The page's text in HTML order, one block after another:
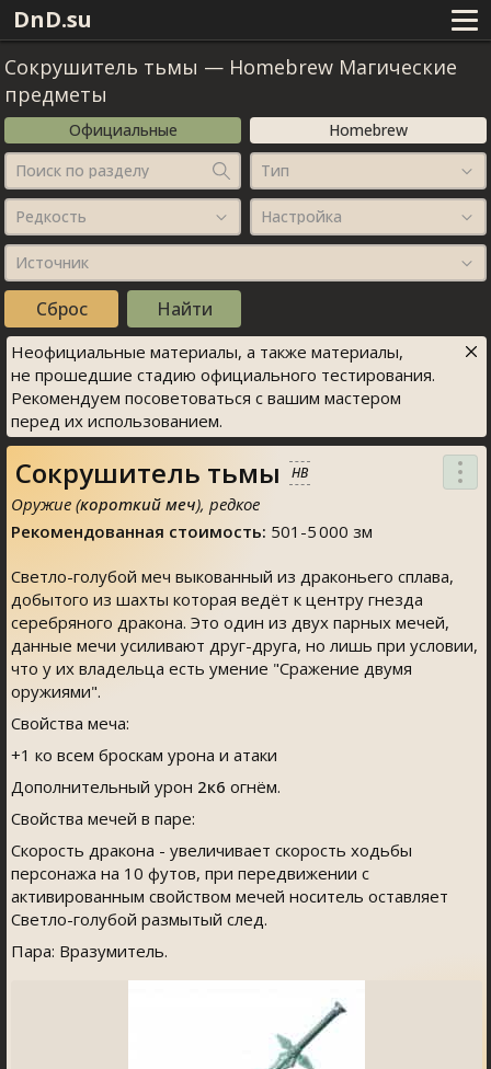
DnD.su
Сокрушитель тьмы — Homebrew Магические
предметы
Официальные
Homebrew
Поиск по разделу
Тип
Редкость Настройка
Источник
Неофициальные материалы, а также материалы,
не прошедшие стадию официального тестирования.
Рекомендуем посоветоваться с вашим мастером
перед их использованием.
Сокрушитель тьмы HB
Оружие (короткий меч), редкое
Рекомендованная стоимость: 501-5 000 зм
Светло-голубой меч выкованный из драконьего сплава,
добытого из шахты которая ведёт к центру гнезда
серебряного дракона. Это один из двух парных мечей,
данные мечи усиливают друг-друга, но лишь при условии,
что у их владельца есть умение "Сражение двумя
оружиями".
Свойства меча:
+1 ко всем броскам урона и атаки
Дополнительный урон 2к6 огнём.
Свойства мечей в паре:
Скорость дракона - увеличивает скорость ходьбы
персонажа на 10 футов, при передвижении с
активированным свойством мечей носитель оставляет
Светло-голубой размытый след.
Пара: Вразумитель.